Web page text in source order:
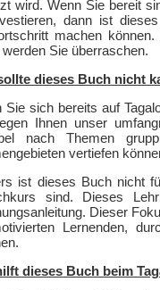
wird. Wenn Sie bereit
dann ist
machen
werden Sie überraschen.
dieses Buch nicht
Sie sich bereits auf
Ihnen unser
nach Themen
vertiefen
ist dieses Buch nicht
sind. Dieses
Dieser
Lernenden,
dieses Buch beim